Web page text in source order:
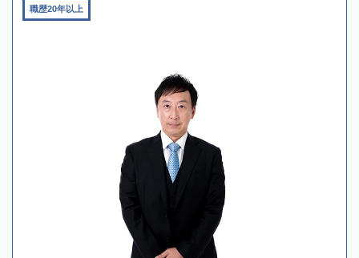
職歴20年以上